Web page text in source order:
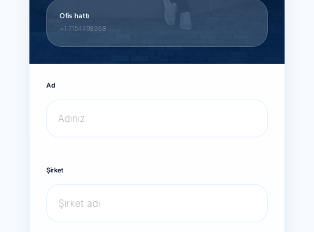
Ofis hattı
+1 7154498968
Ad
Şirket